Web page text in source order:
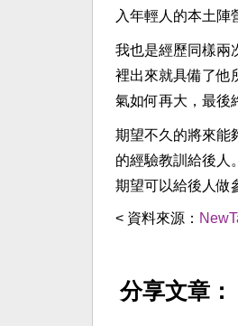
入年輕人的本土陣
我也是經歷同樣兩
裡出來就具備了他
氣如何再大，最後
期望不久的將來能
的經驗教訓給後人
期望可以給後人做
< 資料來源：
分享文章：